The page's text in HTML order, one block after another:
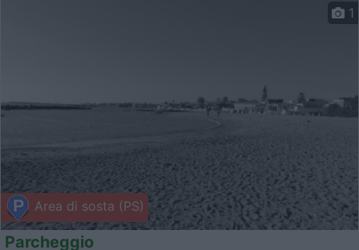
Area di sosta (PS)
1
Parcheggio